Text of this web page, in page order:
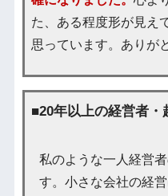
た、ある程度形が見え
思っています。ありが
■20年以上の経営者
私のような一人経営
す。小さな会社の経